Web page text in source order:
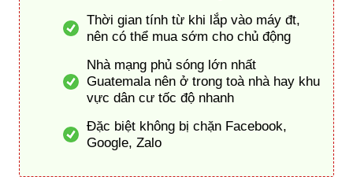
Thời gian tính từ khi lắp vào máy đt,
nên có thể mua sớm cho chủ động
Nhà mạng phủ sóng lớn nhất
Guatemala nên ở trong toà nhà hay khu
vực dân cư tốc độ nhanh
Đặc biệt không bị chặn Facebook,
Google, Zalo